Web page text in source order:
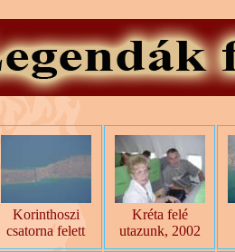
Korinthoszi
csatorna felett
Kréta felé
utazunk, 2002